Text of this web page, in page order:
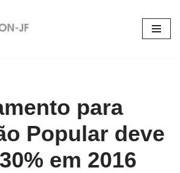
para
Popular deve
em 2016